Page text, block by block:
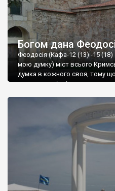
Богом дана
Феодосія (Кафа-12 (13) -15 (18)
мою думку) міст всього
думка в кожного своя, тому
запрошую відвідати це